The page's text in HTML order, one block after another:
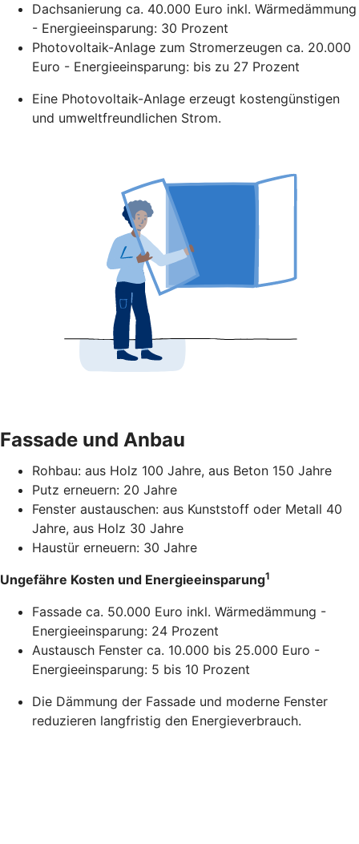
Dachsanierung ca. 40.000 Euro inkl. Wärmedämmung
- Energieeinsparung: 30 Prozent
Photovoltaik-Anlage zum Stromerzeugen ca. 20.000
Euro - Energieeinsparung: bis zu 27 Prozent
Eine Photovoltaik-Anlage erzeugt kostengünstigen
und umweltfreundlichen Strom.
Fassade und Anbau
Rohbau: aus Holz 100 Jahre, aus Beton 150 Jahre
Putz erneuern: 20 Jahre
Fenster austauschen: aus Kunststoff oder Metall 40
Jahre, aus Holz 30 Jahre
Haustür erneuern: 30 Jahre
Ungefähre Kosten und Energieeinsparung1
Fassade ca. 50.000 Euro inkl. Wärmedämmung -
Energieeinsparung: 24 Prozent
Austausch Fenster ca. 10.000 bis 25.000 Euro -
Energieeinsparung: 5 bis 10 Prozent
Die Dämmung der Fassade und moderne Fenster
reduzieren langfristig den Energieverbrauch.